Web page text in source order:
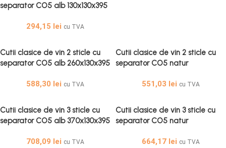
separator CO5 alb 130x130x395
Separator294,15 lei cu TVA
Cutii clasice de vin 2 sticle cu
separator CO5 alb 260x130x395
Separator588,30 lei cu TVA
Cutii clasice de vin 2 sticle cu
separator CO5 natur
Vin Cu Separator
551,03 lei cu TVA
Cutii clasice de vin 3 sticle cu
separator CO5 alb 370x130x395
Separator708,09 lei cu TVA
Cutii clasice de vin 3 sticle cu
separator CO5 natur
Vin Cu Separator
664,17 lei cu TVA